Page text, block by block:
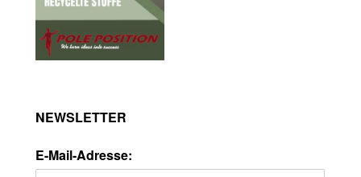
NEWSLETTER
E-Mail-Adresse: